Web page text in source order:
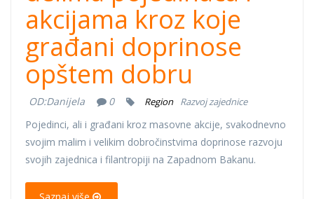
akcijama kroz koje
građani doprinose
opštem dobru
OD:Danijela 0 Region Razvoj zajednice
Pojedinci, ali i građani kroz masovne akcije, svakodnevno
svojim malim i velikim dobročinstvima doprinose razvoju
svojih zajednica i filantropiji na Zapadnom Bakanu.